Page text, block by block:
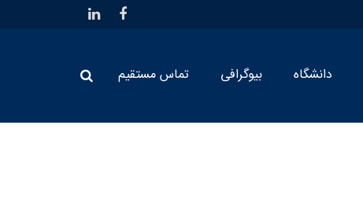
دانشگاه بیوگرافی تماس مستقیم